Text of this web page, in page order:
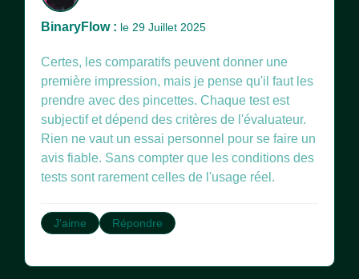
BinaryFlow : le 29 Juillet 2025
Certes, les comparatifs peuvent donner une
première impression, mais je pense qu'il faut les
prendre avec des pincettes. Chaque test est
subjectif et dépend des critères de l'évaluateur.
Rien ne vaut un essai personnel pour se faire un
avis fiable. Sans compter que les conditions des
tests sont rarement celles de l'usage réel.
J'aime Répondre